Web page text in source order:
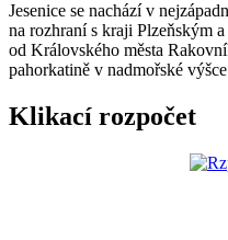
Jesenice se nachází v
na rozhraní s kraji Plzeňským
od Královského města
pahorkatině v nadmořské
Klikací rozpočet